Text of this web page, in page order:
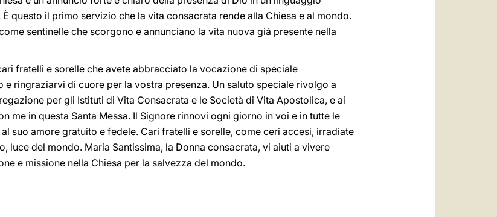
questo il primo servizio che la vita consacrata rende alla Chiesa e al mondo.
sentinelle che scorgono e annunciano la vita nuova già presente nella
fratelli e sorelle che avete abbracciato la vocazione di speciale
ringraziarvi di cuore per la vostra presenza. Un saluto speciale rivolgo a
per gli Istituti di Vita Consacrata e le Società di Vita Apostolica, e ai
me in questa Santa Messa. Il Signore rinnovi ogni giorno in voi e in tutte le
suo amore gratuito e fedele. Cari fratelli e sorelle, come ceri accesi, irradiate
luce del mondo. Maria Santissima, la Donna consacrata, vi aiuti a vivere
e missione nella Chiesa per la salvezza del mondo.